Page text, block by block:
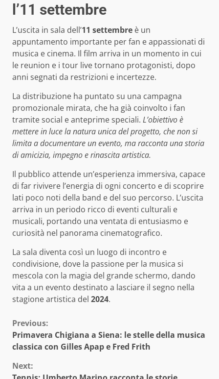
l’11 settembre
L’uscita in sala dell’11 settembre è un
appuntamento importante per fan e appassionati di
musica e cinema. Il film arriva in un momento in cui
le reunion e i tour live tornano protagonisti, dopo
anni segnati da restrizioni e incertezze.
La distribuzione ha puntato su una campagna
promozionale mirata, che ha già coinvolto i fan
tramite social e anteprime speciali. L’obiettivo è
mettere in luce la natura unica del progetto, che non si
limita a documentare un evento, ma racconta una storia
di amicizia, impegno e rinascita artistica.
Il pubblico attende un’esperienza immersiva, capace
di far rivivere l’energia di ogni concerto e di scoprire
lati poco noti della band e del suo percorso. L’uscita
arriva in un periodo ricco di eventi culturali e
musicali, portando una ventata di entusiasmo e
curiosità nel panorama cinematografico.
La sala diventa così un luogo di incontro e
condivisione, dove la passione per la musica si
mescola con la magia del grande schermo, dando
vita a un evento destinato a lasciare il segno nella
stagione artistica del 2024.
Continue
Reading
Previous:
Primavera Chigiana a Siena: le stelle della musica
classica con Gilles Apap e Fred Frith
Next: